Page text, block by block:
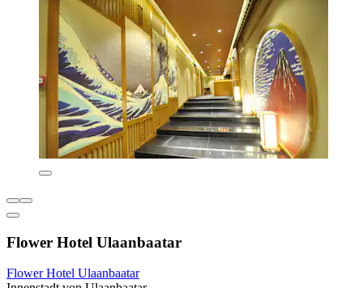
Flower Hotel Ulaanbaatar
Flower Hotel Ulaanbaatar